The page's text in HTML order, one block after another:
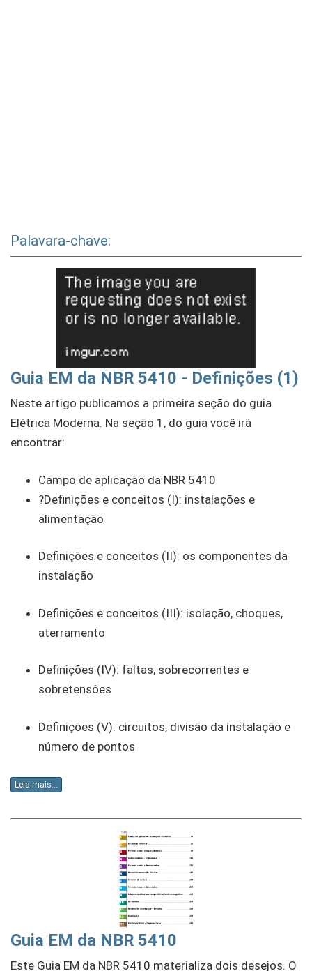
Palavara-chave:
Guia EM da NBR 5410 - Definições (1)
Neste artigo publicamos a primeira seção do guia
Elétrica Moderna. Na seção 1, do guia você irá
encontrar:
Campo de aplicação da NBR 5410
?Definições e conceitos (I): instalações e
alimentação
Definições e conceitos (II): os componentes da
instalação
Definições e conceitos (III): isolação, choques,
aterramento
Definições (IV): faltas, sobrecorrentes e
sobretensôes
Definições (V): circuitos, divisão da instalação e
número de pontos
Leia mais...
Guia EM da NBR 5410
Este Guia EM da NBR 5410 materializa dois desejos. O